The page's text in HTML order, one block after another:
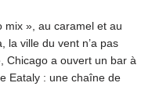
mix », au caramel et au
la ville du vent n’a pas
Chicago a ouvert un bar à
Eataly : une chaîne de